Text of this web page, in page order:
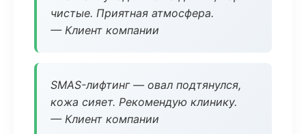
чистые. Приятная атмосфера.
— Клиент компании
SMAS-лифтинг — овал подтянулся,
кожа сияет. Рекомендую клинику.
— Клиент компании